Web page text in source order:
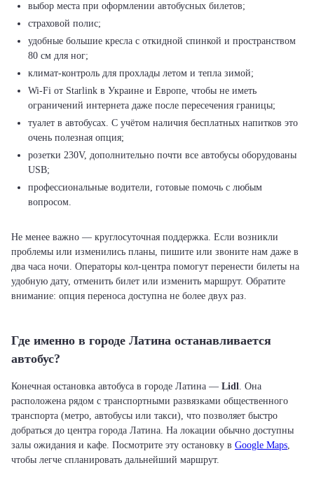
выбор места при оформлении автобусных билетов;
страховой полис;
удобные большие кресла с откидной спинкой и пространством
80 см для ног;
климат-контроль для прохлады летом и тепла зимой;
Wi-Fi от Starlink в Украине и Европе, чтобы не иметь
ограничений интернета даже после пересечения границы;
туалет в автобусах. С учётом наличия бесплатных напитков это
очень полезная опция;
розетки 230V, дополнительно почти все автобусы оборудованы
USB;
профессиональные водители, готовые помочь с любым
вопросом.
Не менее важно — круглосуточная поддержка. Если возникли
проблемы или изменились планы, пишите или звоните нам даже в
два часа ночи. Операторы кол-центра помогут перенести билеты на
удобную дату, отменить билет или изменить маршрут. Обратите
внимание: опция переноса доступна не более двух раз.
Где именно в городе Латина останавливается
автобус?
Конечная остановка автобуса в городе Латина — Lidl. Она
расположена рядом с транспортными развязками общественного
транспорта (метро, автобусы или такси), что позволяет быстро
добраться до центра города Латина. На локации обычно доступны
залы ожидания и кафе. Посмотрите эту остановку в Google Maps,
чтобы легче спланировать дальнейший маршрут.